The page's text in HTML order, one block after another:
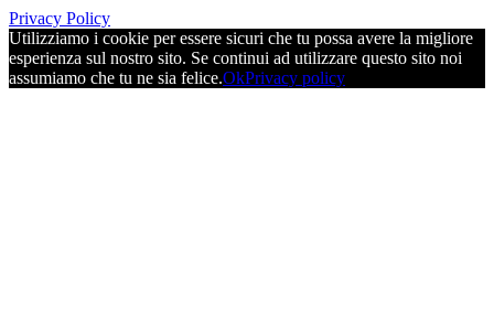
Privacy Policy
Utilizziamo i cookie per essere sicuri che tu possa avere la migliore
esperienza sul nostro sito. Se continui ad utilizzare questo sito noi
assumiamo che tu ne sia felice.OkPrivacy policy